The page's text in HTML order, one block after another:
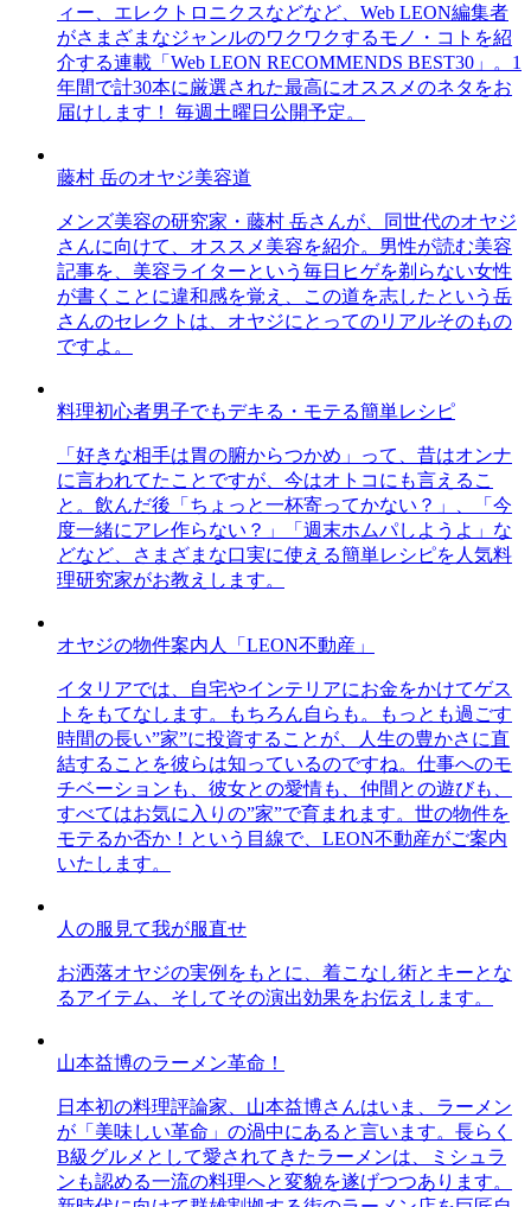
ィー、エレクトロニクスなどなど、Web LEON編集者
がさまざまなジャンルのワクワクするモノ・コトを紹
介する連載「Web LEON RECOMMENDS BEST30」。1
年間で計30本に厳選された最高にオススメのネタをお
届けします！ 毎週土曜日公開予定。
藤村 岳のオヤジ美容道
メンズ美容の研究家・藤村 岳さんが、同世代のオヤジ
さんに向けて、オススメ美容を紹介。男性が読む美容
記事を、美容ライターという毎日ヒゲを剃らない女性
が書くことに違和感を覚え、この道を志したという岳
さんのセレクトは、オヤジにとってのリアルそのもの
ですよ。
料理初心者男子でもデキる・モテる簡単レシピ
「好きな相手は胃の腑からつかめ」って、昔はオンナ
に言われてたことですが、今はオトコにも言えるこ
と。飲んだ後「ちょっと一杯寄ってかない？」、「今
度一緒にアレ作らない？」「週末ホムパしようよ」な
どなど、さまざまな口実に使える簡単レシピを人気料
理研究家がお教えします。
オヤジの物件案内人「LEON不動産」
イタリアでは、自宅やインテリアにお金をかけてゲス
トをもてなします。もちろん自らも。もっとも過ごす
時間の長い”家”に投資することが、人生の豊かさに直
結することを彼らは知っているのですね。仕事へのモ
チベーションも、彼女との愛情も、仲間との遊びも、
すべてはお気に入りの”家”で育まれます。世の物件を
モテるか否か！という目線で、LEON不動産がご案内
いたします。
人の服見て我が服直せ
お洒落オヤジの実例をもとに、着こなし術とキーとな
るアイテム、そしてその演出効果をお伝えします。
山本益博のラーメン革命！
日本初の料理評論家、山本益博さんはいま、ラーメン
が「美味しい革命」の渦中にあると言います。長らく
B級グルメとして愛されてきたラーメンは、ミシュラ
ンも認める一流の料理へと変貌を遂げつつあります。